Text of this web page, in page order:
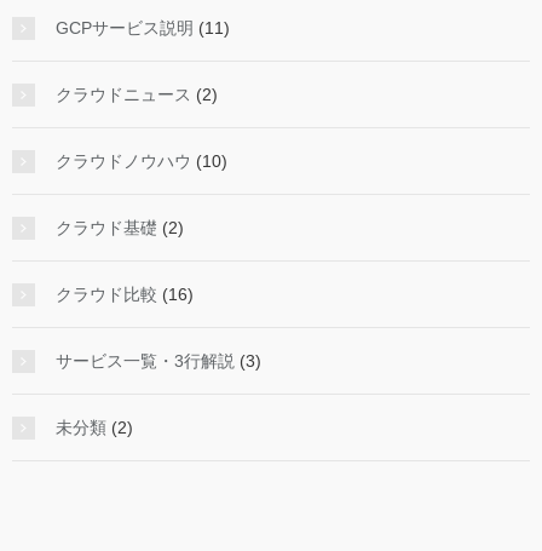
GCPサービス説明 (11)
クラウドニュース (2)
クラウドノウハウ (10)
クラウド基礎 (2)
クラウド比較 (16)
サービス一覧・3行解説 (3)
未分類 (2)